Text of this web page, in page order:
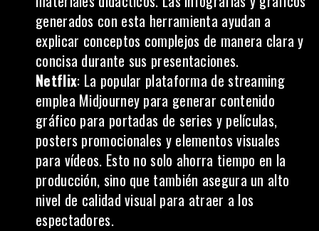
generados con esta herramienta ayudan a
explicar conceptos complejos de manera clara y
concisa durante sus presentaciones.
Netflix: La popular plataforma de streaming
emplea Midjourney para generar contenido
gráfico para portadas de series y películas,
posters promocionales y elementos visuales
para vídeos. Esto no solo ahorra tiempo en la
producción, sino que también asegura un alto
nivel de calidad visual para atraer a los
espectadores.